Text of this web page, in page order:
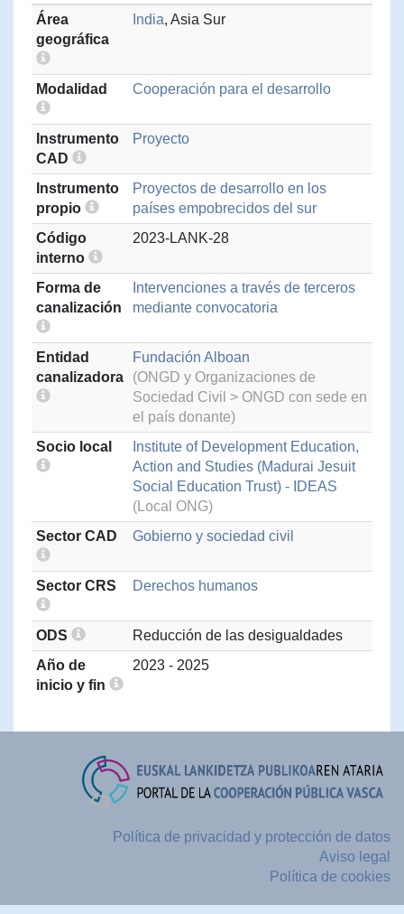
Área
geográfica
India, Asia Sur
Modalidad Cooperación para el desarrollo
Instrumento
CAD
Proyecto
Instrumento
propio
Proyectos de desarrollo en los
países empobrecidos del sur
Código
interno
2023-LANK-28
Forma de
canalización
Intervenciones a través de terceros
mediante convocatoria
Entidad
canalizadora
Fundación Alboan
(ONGD y Organizaciones de
Sociedad Civil > ONGD con sede en
el país donante)
Socio local
Institute of Development Education,
Action and Studies (Madurai Jesuit
Social Education Trust) - IDEAS
(Local ONG)
Sector CAD
Gobierno y sociedad civil
Sector CRS Derechos humanos
ODS
Reducción de las desigualdades
Año de
inicio y fin
2023 - 2025
Política de privacidad y protección de datos
Aviso legal
Política de cookies